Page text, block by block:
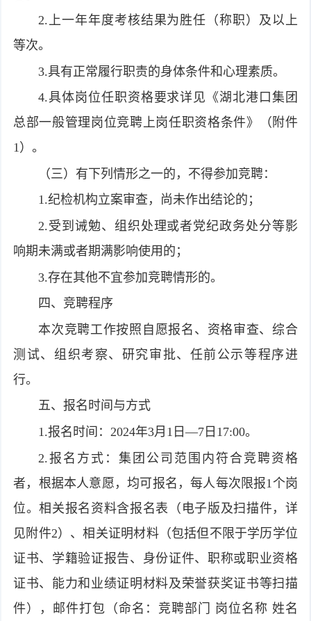
2.上一年年度考核结果为胜任（称职）及以上
等次。
3.具有正常履行职责的身体条件和心理素质。
4.具体岗位任职资格要求详见《湖北港口集团
总部一般管理岗位竞聘上岗任职资格条件》（附件
1）。
（三）有下列情形之一的，不得参加竞聘：
1.纪检机构立案审查，尚未作出结论的；
2.受到诫勉、组织处理或者党纪政务处分等影
响期未满或者期满影响使用的；
3.存在其他不宜参加竞聘情形的。
四、竞聘程序
本次竞聘工作按照自愿报名、资格审查、综合
测试、组织考察、研究审批、任前公示等程序进
行。
五、报名时间与方式
1.报名时间：2024年3月1日—7日17:00。
2.报名方式：集团公司范围内符合竞聘资格
者，根据本人意愿，均可报名，每人每次限报1个岗
位。相关报名资料含报名表（电子版及扫描件，详
见附件2）、相关证明材料（包括但不限于学历学位
证书、学籍验证报告、身份证件、职称或职业资格
证书、能力和业绩证明材料及荣誉获奖证书等扫描
件），邮件打包（命名：竞聘部门 岗位名称 姓名